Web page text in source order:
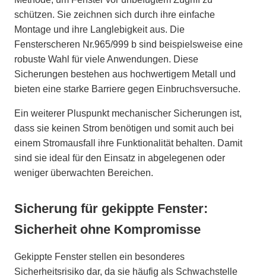
schützen. Sie zeichnen sich durch ihre einfache
Montage und ihre Langlebigkeit aus. Die
Fensterscheren Nr.965/999 b sind beispielsweise eine
robuste Wahl für viele Anwendungen. Diese
Sicherungen bestehen aus hochwertigem Metall und
bieten eine starke Barriere gegen Einbruchsversuche.
Ein weiterer Pluspunkt mechanischer Sicherungen ist,
dass sie keinen Strom benötigen und somit auch bei
einem Stromausfall ihre Funktionalität behalten. Damit
sind sie ideal für den Einsatz in abgelegenen oder
weniger überwachten Bereichen.
Sicherung für gekippte Fenster:
Sicherheit ohne Kompromisse
Gekippte Fenster stellen ein besonderes
Sicherheitsrisiko dar, da sie häufig als Schwachstelle